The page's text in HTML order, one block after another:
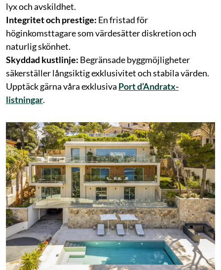
lyx och avskildhet.
Integritet och prestige: En fristad för
höginkomsttagare som värdesätter diskretion och
naturlig skönhet.
Skyddad kustlinje: Begränsade byggmöjligheter
säkerställer långsiktig exklusivitet och stabila värden.
Upptäck gärna våra exklusiva Port d’Andratx-
listningar.